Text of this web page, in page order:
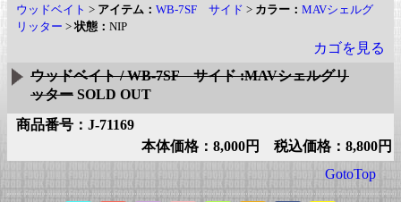
ウッドベイト > アイテム： WB-7SF サイド > カラー： MAVシェルグ
リッター >状態： NIP
カゴを見る
ウッドベイト / WB-7SF サイド :MAVシェルグリ
ッター SOLD OUT
商品番号：J-71169
本体価格：8,000円 税込価格：8,800円
GotoTop